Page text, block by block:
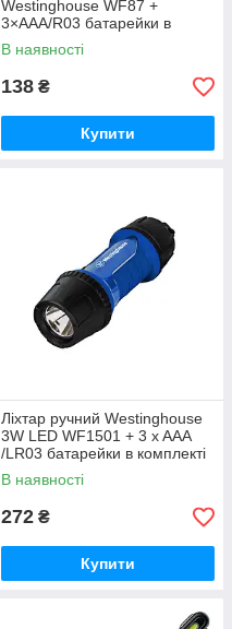
Westinghouse WF87 +
3×AAA/R03 батарейки в
комплекті (чорний)
В наявності
138 ₴
Купити
Ліхтар ручний Westinghouse
3W LED WF1501 + 3 x AAA
/LR03 батарейки в комплекті
В наявності
272 ₴
Купити